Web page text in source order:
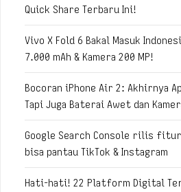
Quick Share Terbaru Ini!
Vivo X Fold 6 Bakal Masuk
7.000 mAh & Kamera 200 MP!
Bocoran iPhone Air 2: Akhirnya
Tapi Juga Baterai Awet dan
Google Search Console rilis
bisa pantau TikTok & Instagram
Hati-hati! 22 Platform Digital